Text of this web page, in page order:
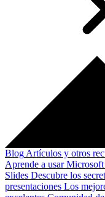
Blog Artículos y otros
Aprende a usar
Slides Descubre los
presentaciones Los